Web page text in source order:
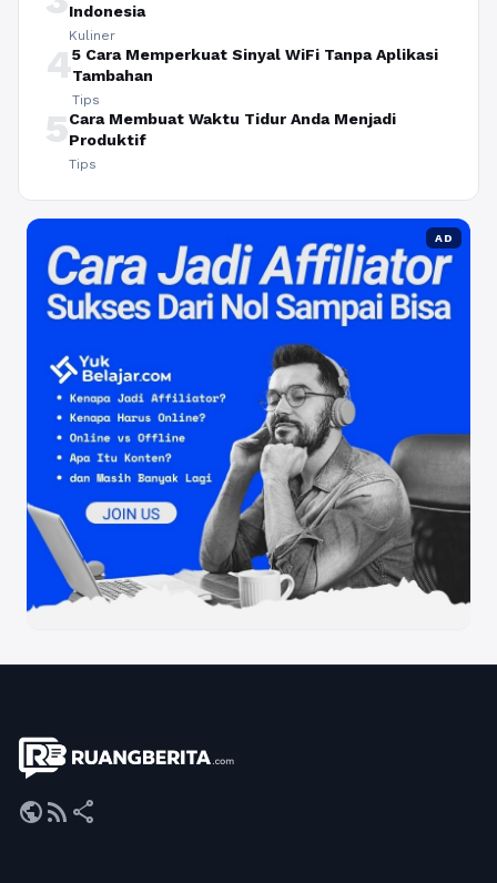
Indonesia
Kuliner
45 Cara Memperkuat Sinyal WiFi Tanpa Aplikasi
Tambahan
Tips
5Cara Membuat Waktu Tidur Anda Menjadi
Produktif
Tips
AD
publicrss_feed share